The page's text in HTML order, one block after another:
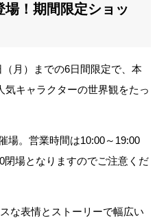
！期間限定ショッ
月）までの6日間限定で、本
キャラクターの世界観をたっ
場。営業時間は10:00～19:00
閉場となりますのでご注意くだ
な表情とストーリーで幅広い